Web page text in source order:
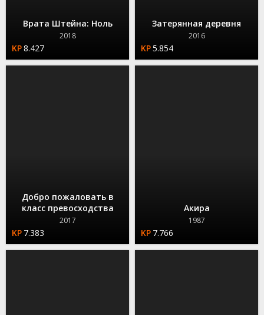
Врата Штейна: Ноль
2018
8.427
Затерянная деревня
2016
5.854
Добро пожаловать в
класс превосходства
2017
7.383
Акира
1987
7.766